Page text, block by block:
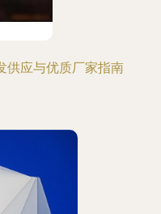
供应与优质厂家指南